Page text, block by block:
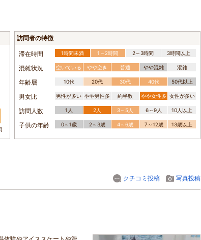
訪問者の特徴
滞在時間 1時間未満 1～2時間 2～3時間 3時間以上
混雑状況 空いている やや空き 普通 やや混雑 混雑
年齢層 10代 20代 30代 40代 50代以上
男女比 男性が多い やや男性多 約半数 やや女性多 女性が多い
訪問人数 1人 2人 3～5人 6～9人 10人以上
子供の年齢 0～1歳 2～3歳 4～6歳 7～12歳 13歳以上
クチコミ投稿 写真投稿